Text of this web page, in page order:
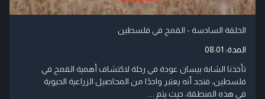
الحلقة السادسة - القمح في فلسطين
المدة: 08:01
تأخذنا الشابة بيسان عودة في رحلة لاكتشاف أهمية القمح في
فلسطين، فنجد أنه يعتبر واحدًا من المحاصيل الزراعية الحيوية
في هذه المنطقة، حيث يتم ....